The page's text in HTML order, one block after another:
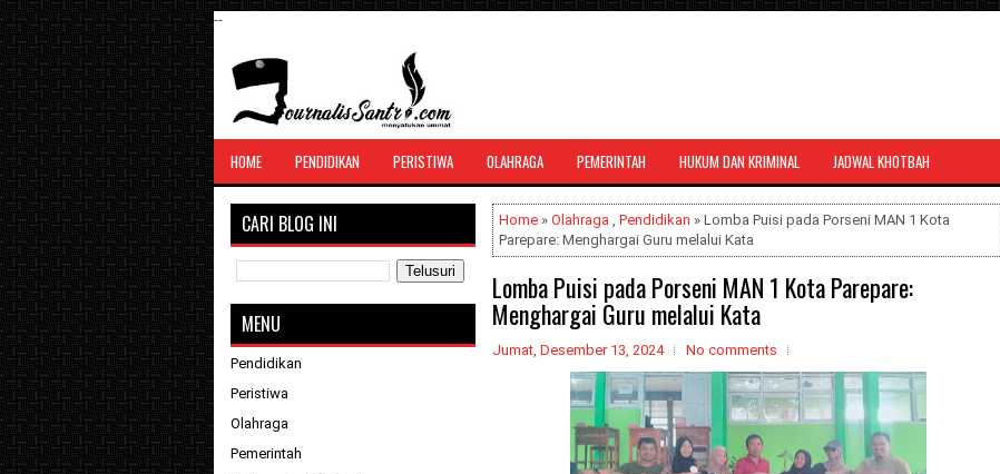
--
SANTRI JURNALIS
Menghimpun seluruh berita, tulisan, jurnal bernuansa agama yang dapat
HOME PENDIDIKAN PERISTIWA OLAHRAGA PEMERINTAH HUKUM DAN KRIMINAL JADWAL KHOTBAH
Home » Olahraga , Pendidikan » Lomba Puisi pada Porseni MAN 1 Kota
Parepare: Menghargai Guru melalui Kata
Lomba Puisi pada Porseni MAN 1 Kota Parepare:
Menghargai Guru melalui Kata
Jumat, Desember 13, 2024 No comments
CARI BLOG INI
MENU
Pendidikan
Peristiwa
Olahraga
Pemerintah